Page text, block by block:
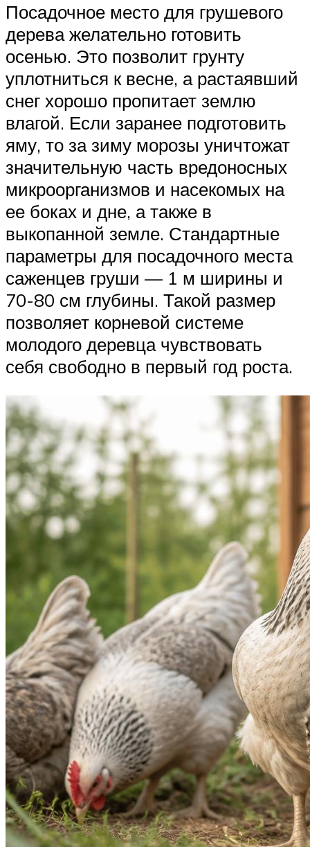
Посадочное место для грушевого
дерева желательно готовить
осенью. Это позволит грунту
уплотниться к весне, а растаявший
снег хорошо пропитает землю
влагой. Если заранее подготовить
яму, то за зиму морозы уничтожат
значительную часть вредоносных
микроорганизмов и насекомых на
ее боках и дне, а также в
выкопанной земле. Стандартные
параметры для посадочного места
саженцев груши — 1 м ширины и
70-80 см глубины. Такой размер
позволяет корневой системе
молодого деревца чувствовать
себя свободно в первый год роста.